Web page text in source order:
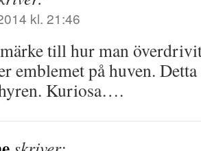
kl. 21:46
till hur man
emblemet på huven.
Kuriosa….